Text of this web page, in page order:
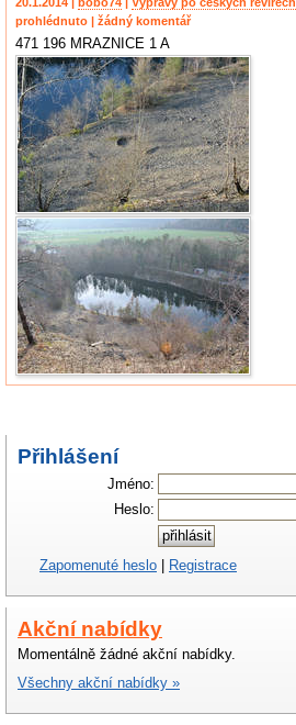
prohlédnuto | žádný komentář
471 196 MRAZNICE 1 A
Přihlášení
Jméno:
Heslo:
Zapomenuté heslo | Registrace
Akční nabídky
Momentálně žádné akční nabídky.
Všechny akční nabídky »